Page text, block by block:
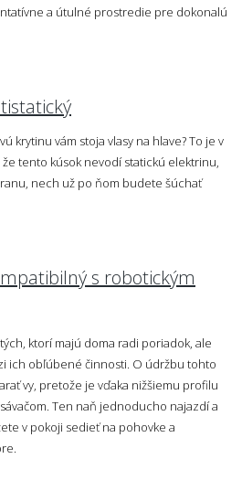
a útulné prostredie pre dokonalú
krytinu vám stoja vlasy na hlave? To je v
tento kúsok nevodí statickú elektrinu,
nech už po ňom budete šúchať
s robotickým
ktorí majú doma radi poriadok, ale
ich obľúbené činnosti. O údržbu tohto
vy, pretože je vďaka nižšiemu profilu
Ten naň jednoducho najazdí a
v pokoji sedieť na pohovke a